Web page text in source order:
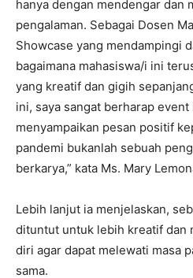
hanya dengan mendengar dan
pengalaman. Sebagai Dosen
Showcase yang mendampingi
bagaimana mahasiswa/i ini
yang kreatif dan gigih
ini, saya sangat berharap
menyampaikan pesan positif
pandemi bukanlah sebuah
berkarya,” kata Ms. Mary
Lebih lanjut ia menjelaskan,
dituntut untuk lebih kreatif dan
diri agar dapat melewati masa
sama.